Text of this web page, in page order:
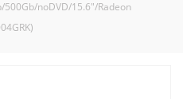
500Gb/noDVD/15.6"/Radeon